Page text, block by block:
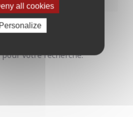
votre recherche.
all cookies